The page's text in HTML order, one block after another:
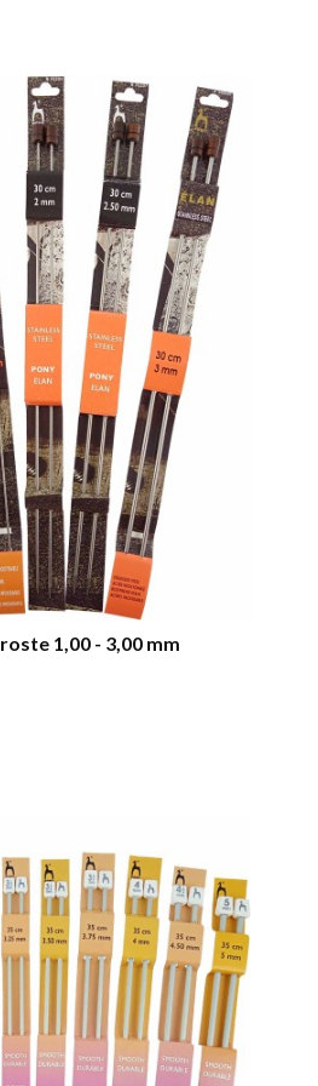
1,00 - 3,00 mm